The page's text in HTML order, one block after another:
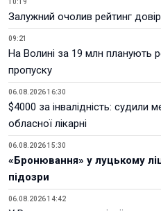
10:19
Залужний очолив рейтинг
09:21
На Волині за 19 млн планують
пропуску
06.08.2026 16:30
$4000 за інвалідність: судили
обласної лікарні
06.08.2026 15:30
«Бронювання» у луцькому
підозри
06.08.2026 14:42